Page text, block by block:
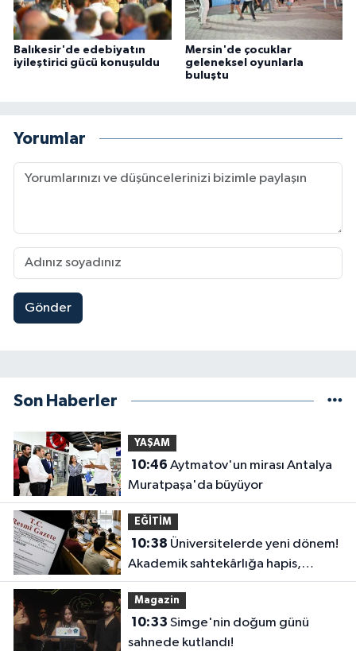
Balıkesir'de edebiyatın
iyileştirici gücü konuşuldu
Mersin'de çocuklar
geleneksel oyunlarla
buluştu
Yorumlar
Gönder
Son Haberler
YAŞAM
10:46
Muratpaşa'da büyüyor
EĞİTİM
10:38
Akademik sahtekârlığa hapis,
öğrencilere dönüş yolu
Magazin
10:33
sahnede kutlandı!